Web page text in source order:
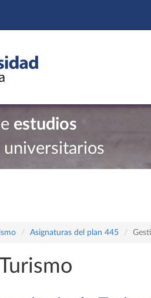
estudios
universitarios
Asignaturas del plan 445